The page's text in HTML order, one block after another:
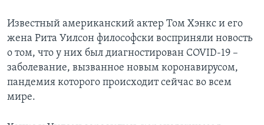
Известный американский актер Том Хэнкс и его
жена Рита Уилсон философски восприняли новость
о том, что у них был диагностирован COVID-19 –
заболевание, вызванное новым коронавирусом,
пандемия которого происходит сейчас во всем
мире.